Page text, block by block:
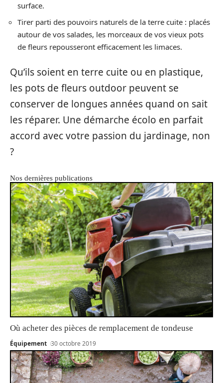
surface.
Tirer parti des pouvoirs naturels de la terre cuite : placés
autour de vos salades, les morceaux de vos vieux pots
de fleurs repousseront efficacement les limaces.
Qu’ils soient en terre cuite ou en plastique,
les pots de fleurs outdoor peuvent se
conserver de longues années quand on sait
les réparer. Une démarche écolo en parfait
accord avec votre passion du jardinage, non
?
Nos dernières publications
Où acheter des pièces de remplacement de tondeuse
Équipement 30 octobre 2019